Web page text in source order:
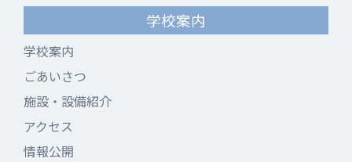
学校案内
学校案内
ごあいさつ
施設・設備紹介
アクセス
情報公開